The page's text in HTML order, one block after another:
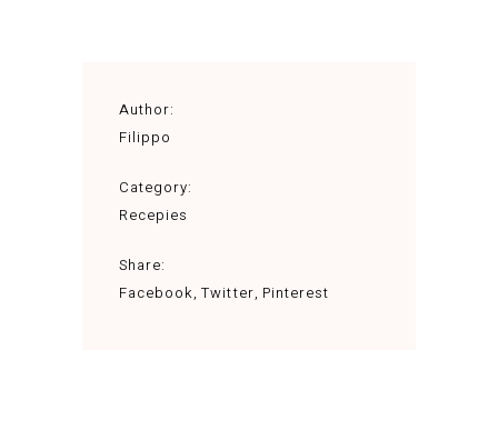
Author:
Filippo
Category:
Recepies
Share:
Facebook Twitter Pinterest